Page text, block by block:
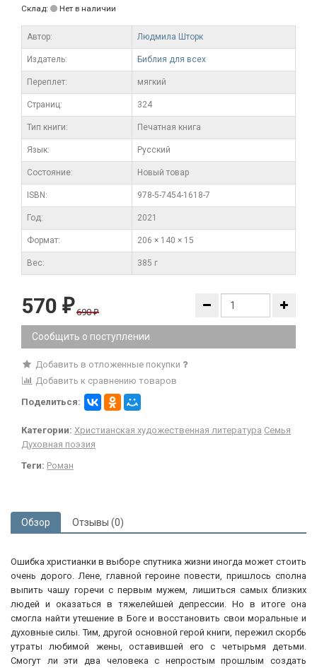
Склад: Нет в наличии
Автор: Людмила Шторк
Издатель: Библия для всех
Переплет: мягкий
Cтраниц: 324
Тип книги: Печатная книга
Язык: Русский
Состояние: Новый товар
ISBN: 978-5-7454-1618-7
Год: 2021
Формат: 206 × 140 × 15
Вес: 385 г
570 ₽ 690₽
Сообщить о поступлении
Добавить в отложенные покупки
Добавить к сравнению товаров
Поделиться:
Категории: Христианская художественная литература Семья
Духовная поэзия
Теги: Роман
Обзор Отзывы (0)
Ошибка христианки в выборе спутника жизни иногда может стоить
очень дорого. Лене, главной героине повести, пришлось сполна
выпить чашу горечи с первым мужем, лишиться самых близких
людей и оказаться в тяжелейшей депрессии. Но в итоге она
смогла найти утешение в Боге и восстановить свои моральные и
духовные силы. Тим, другой основной герой книги, пережил скорбь
утраты любимой жены, оставившей его с четырьмя детьми.
Смогут ли эти два человека с непростым прошлым создать